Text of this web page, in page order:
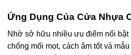
Ứng Dụng Của Cửa Nhựa
Nhờ sở hữu nhiều ưu điểm nổi
chống mối mọt, cách âm tốt và